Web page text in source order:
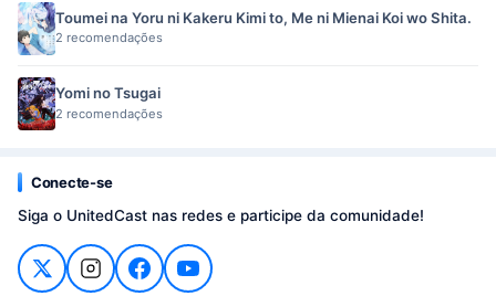
Toumei na Yoru ni Kakeru Kimi to, Me ni Mienai Koi wo Shita.
2 recomendações
Yomi no Tsugai
2 recomendações
Conecte-se
Siga o UnitedCast nas redes e participe da comunidade!